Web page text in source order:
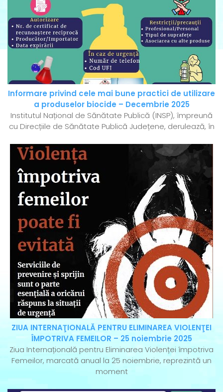
Informare privind cele mai bune practici de utilizare
a produselor biocide – Decembrie 2025
Institutul Național de Sănătate Publică (INSP), împreună
cu Direcțiile de Sănătate Publică Județene, derulează, în
ZIUA INTERNAŢIONALĂ PENTRU ELIMINAREA VIOLENŢEI
ÎMPOTRIVA FEMEILOR – 25 noiembrie 2025
Ziua Internațională pentru Eliminarea Violenței împotriva
Femeilor, marcată anual la 25 noiembrie, reprezintă un
moment